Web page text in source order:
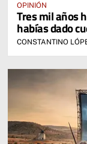
OPINIÓN
Tres mil años
habías dado